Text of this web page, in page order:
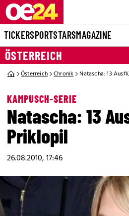
TICKERSPORTSTARSMAGAZINE
ÖSTERREICH
Österreich Chronik Natascha: 13
KAMPUSCH-SERIE
Natascha: 13
Priklopil
26.08.2010, 17:46